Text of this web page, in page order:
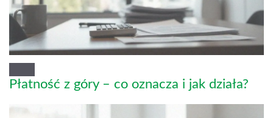
Płatność z góry – co oznacza i jak działa?